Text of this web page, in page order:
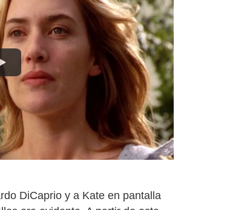
DiCaprio y a Kate en pantalla